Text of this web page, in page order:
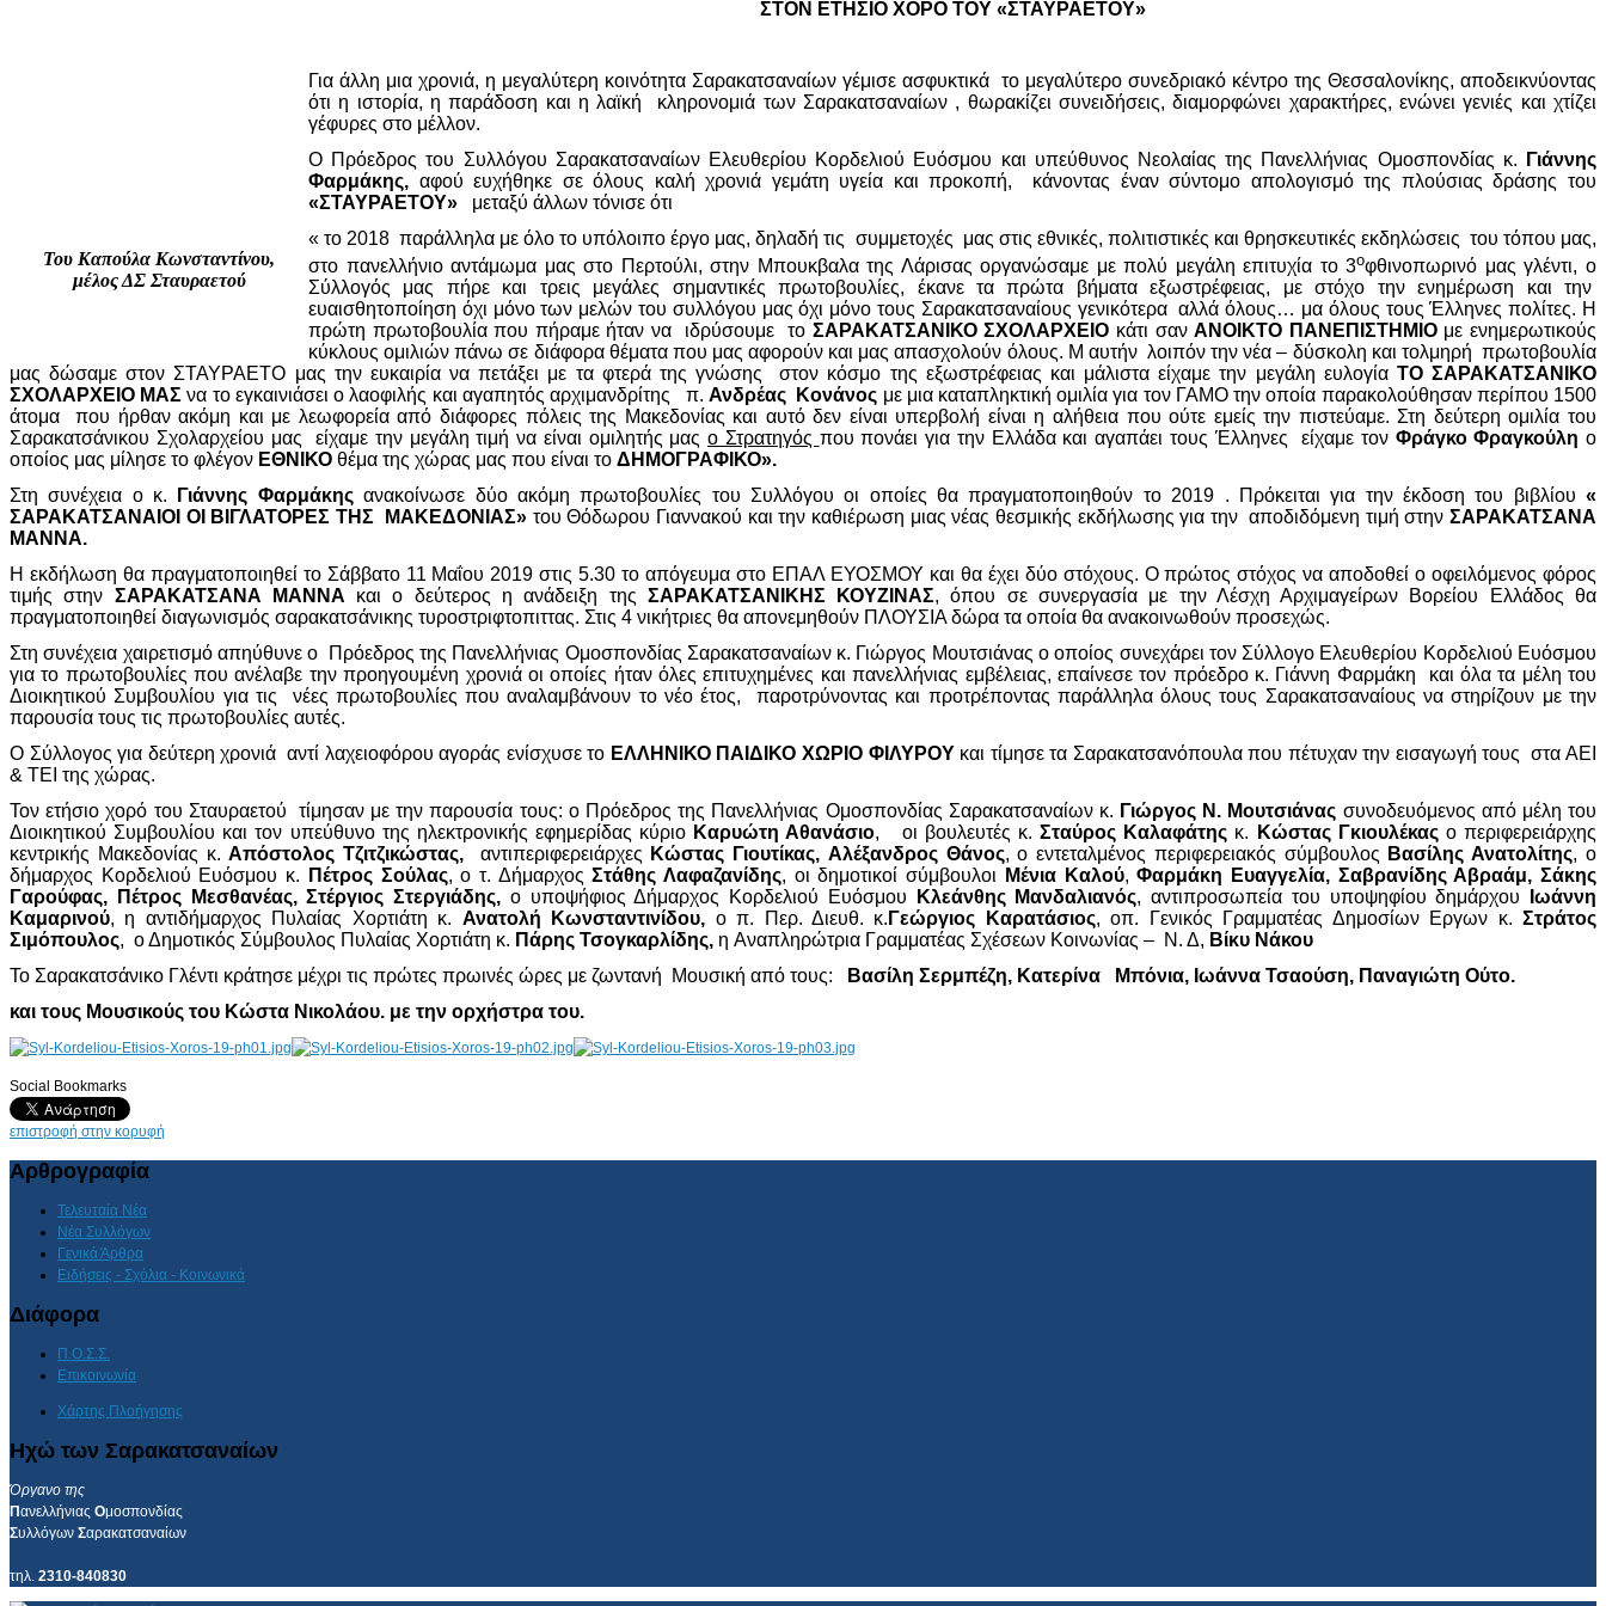
Του Καπούλα Κωνσταντίνου,
μέλος ΔΣ Σταυραετού
ΣΤΟΝ ΕΤΗΣΙΟ ΧΟΡΟ ΤΟΥ «ΣΤΑΥΡΑΕΤΟΥ»
Για άλλη μια χρονιά, η μεγαλύτερη κοινότητα Σαρακατσαναίων γέμισε ασφυκτικά το μεγαλύτερο συνεδριακό κέντρο της Θεσσαλονίκης, αποδεικνύοντας
ότι η ιστορία, η παράδοση και η λαϊκή κληρονομιά των Σαρακατσαναίων , θωρακίζει συνειδήσεις, διαμορφώνει χαρακτήρες, ενώνει γενιές και χτίζει
γέφυρες στο μέλλον.
Ο Πρόεδρος του Συλλόγου Σαρακατσαναίων Ελευθερίου Κορδελιού Ευόσμου και υπεύθυνος Νεολαίας της Πανελλήνιας Ομοσπονδίας κ.
Γιάννης
Φαρμάκης, αφού ευχήθηκε σε όλους καλή χρονιά γεμάτη υγεία και προκοπή, κάνοντας έναν σύντομο απολογισμό της πλούσιας δράσης του
«ΣΤΑΥΡΑΕΤΟΥ» μεταξύ άλλων τόνισε ότι
« το 2018 παράλληλα με όλο το υπόλοιπο έργο μας, δηλαδή τις συμμετοχές μας στις εθνικές, πολιτιστικές και θρησκευτικές εκδηλώσεις του τόπου μας,
στο πανελλήνιο αντάμωμα μας στο Περτούλι, στην Μπουκβαλα της Λάρισας οργανώσαμε με πολύ μεγάλη επιτυχία το 3οφθινοπωρινό μας γλέντι, ο
Σύλλογός μας πήρε και τρεις μεγάλες σημαντικές πρωτοβουλίες, έκανε τα πρώτα βήματα εξωστρέφειας, με στόχο την ενημέρωση και την
ευαισθητοποίηση όχι μόνο των μελών του συλλόγου μας όχι μόνο τους Σαρακατσαναίους γενικότερα αλλά όλους… μα όλους τους Έλληνες πολίτες. Η
πρώτη πρωτοβουλία που πήραμε ήταν να ιδρύσουμε το ΣΑΡΑΚΑΤΣΑΝΙΚΟ ΣΧΟΛΑΡΧΕΙΟ κάτι σανΑΝΟΙΚΤΟ ΠΑΝΕΠΙΣΤΗΜΙΟμε ενημερωτικούς
κύκλους ομιλιών πάνω σε διάφορα θέματα που μας αφορούν και μας απασχολούν όλους. Μ αυτήν λοιπόν την νέα – δύσκολη και τολμηρή πρωτοβουλία
μας δώσαμε στον ΣΤΑΥΡΑΕΤΟ μας την ευκαιρία να πετάξει με τα φτερά της γνώσης στον κόσμο της εξωστρέφειας και μάλιστα είχαμε την μεγάλη ευλογία ΤΟ ΣΑΡΑΚΑΤΣΑΝΙΚΟ
ΣΧΟΛΑΡΧΕΙΟ ΜΑΣ να το εγκαινιάσει ο λαοφιλής και αγαπητός αρχιμανδρίτης π. Ανδρέας Κονάνος με μια καταπληκτική ομιλία για τον ΓΑΜΟ την οποία παρακολούθησαν περίπου 1500
άτομα που ήρθαν ακόμη και με λεωφορεία από διάφορες πόλεις της Μακεδονίας και αυτό δεν είναι υπερβολή είναι η αλήθεια που ούτε εμείς την πιστεύαμε. Στη δεύτερη ομιλία του
Σαρακατσάνικου Σχολαρχείου μας είχαμε την μεγάλη τιμή να είναι ομιλητής μας ο Στρατηγός που πονάει για την Ελλάδα και αγαπάει τους Έλληνες είχαμε τον Φράγκο Φραγκούλη ο
οποίος μας μίλησε το φλέγον ΕΘΝΙΚΟ θέμα της χώρας μας που είναι το ΔΗΜΟΓΡΑΦΙΚΟ».
Στη συνέχεια ο κ.
Γιάννης Φαρμάκηςανακοίνωσε δύο ακόμη πρωτοβουλίες του Συλλόγου οι οποίες θα πραγματοποιηθούν το 2019 . Πρόκειται για την έκδοση του βιβλίου«
ΣΑΡΑΚΑΤΣΑΝΑΙΟΙ ΟΙ ΒΙΓΛΑΤΟΡΕΣ ΤΗΣ ΜΑΚΕΔΟΝΙΑΣ» του Θόδωρου Γιαννακού και την καθιέρωση μιας νέας θεσμικής εκδήλωσης για την αποδιδόμενη τιμή στηνΣΑΡΑΚΑΤΣΑΝΑ
ΜΑΝΝΑ.
Η εκδήλωση θα πραγματοποιηθεί το Σάββατο 11 Μαΐου 2019 στις 5.30 το απόγευμα στο ΕΠΑΛ ΕΥΟΣΜΟΥ και θα έχει δύο στόχους. Ο πρώτος στόχος να αποδοθεί ο οφειλόμενος φόρος
τιμής στην ΣΑΡΑΚΑΤΣΑΝΑ ΜΑΝΝΑ και ο δεύτερος η ανάδειξη της ΣΑΡΑΚΑΤΣΑΝΙΚΗΣ ΚΟΥΖΙΝΑΣ, όπου σε συνεργασία με την Λέσχη Αρχιμαγείρων Βορείου Ελλάδος θα
πραγματοποιηθεί διαγωνισμός σαρακατσάνικης τυροστριφτοπιττας. Στις 4 νικήτριες θα απονεμηθούν ΠΛΟΥΣΙΑ δώρα τα οποία θα ανακοινωθούν προσεχώς.
Στη συνέχεια χαιρετισμό απηύθυνε ο Πρόεδρος της Πανελλήνιας Ομοσπονδίας Σαρακατσαναίων κ. Γιώργος Μουτσιάνας ο οποίος συνεχάρει τον Σύλλογο Ελευθερίου Κορδελιού Ευόσμου
για το πρωτοβουλίες που ανέλαβε την προηγουμένη χρονιά οι οποίες ήταν όλες επιτυχημένες και πανελλήνιας εμβέλειας, επαίνεσε τον πρόεδρο κ. Γιάννη Φαρμάκη και όλα τα μέλη του
Διοικητικού Συμβουλίου για τις νέες πρωτοβουλίες που αναλαμβάνουν το νέο έτος, παροτρύνοντας και προτρέποντας παράλληλα όλους τους Σαρακατσαναίους να στηρίζουν με την
παρουσία τους τις πρωτοβουλίες αυτές.
Ο Σύλλογος για δεύτερη χρονιά αντί λαχειοφόρου αγοράς ενίσχυσε το ΕΛΛΗΝΙΚΟ ΠΑΙΔΙΚΟ ΧΩΡΙΟ ΦΙΛΥΡΟΥκαι τίμησε τα Σαρακατσανόπουλα που πέτυχαν την εισαγωγή τους στα ΑΕΙ
& ΤΕΙ της χώρας.
Τον ετήσιο χορό του Σταυραετού τίμησαν με την παρουσία τους: ο Πρόεδρος της Πανελλήνιας Ομοσπονδίας Σαρακατσαναίων κ. Γιώργος Ν. Μουτσιάνας συνοδευόμενος από μέλη του
Διοικητικού Συμβουλίου και τον υπεύθυνο της ηλεκτρονικής εφημερίδας κύριο Καρυώτη Αθανάσιο, οι βουλευτές κ.Σταύρος Καλαφάτης κ. Κώστας Γκιουλέκαςο περιφερειάρχης
κεντρικής Μακεδονίας κ.Απόστολος Τζιτζικώστας, αντιπεριφερειάρχες Κώστας Γιουτίκας, Αλέξανδρος Θάνος, ο εντεταλμένος περιφερειακός σύμβουλος Βασίλης Ανατολίτης, ο
δήμαρχος Κορδελιού Ευόσμου κ.
Πέτρος Σούλας, ο τ. ΔήμαρχοςΣτάθης Λαφαζανίδης, οι δημοτικοί σύμβουλοι Μένια Καλού,Φαρμάκη Ευαγγελία, Σαβρανίδης Αβραάμ, Σάκης
Γαρούφας, Πέτρος Μεσθανέας, Στέργιος Στεργιάδης, ο υποψήφιος Δήμαρχος Κορδελιού Ευόσμου Κλεάνθης Μανδαλιανός, αντιπροσωπεία του υποψηφίου δημάρχου
Ιωάννη
Καμαρινού, η αντιδήμαρχος Πυλαίας Χορτιάτη κ. Ανατολή Κωνσταντινίδου, ο π. Περ. Διευθ. κ. Γεώργιος Καρατάσιος, οπ. Γενικός Γραμματέας Δημοσίων Εργων κ.Στράτος
Σιμόπουλος, ο Δημοτικός Σύμβουλος Πυλαίας Χορτιάτη κ. Πάρης Τσογκαρλίδης, η Αναπληρώτρια Γραμματέας Σχέσεων Κοινωνίας – Ν. Δ, Βίκυ Νάκου
Το Σαρακατσάνικο Γλέντι κράτησε μέχρι τις πρώτες πρωινές ώρες με ζωντανή Μουσική από τους:
Βασίλη Σερμπέζη, Κατερίνα Μπόνια, Ιωάννα Τσαούση, Παναγιώτη Ούτο.
και τους Μουσικούς του Κώστα Νικολάου. με την ορχήστρα του.
AdmirorGallery 4.5.0 , author/s
Social Bookmarks
επιστροφή στην κορυφή
Αρθρογραφία
Τελευταία Νέα
Νέα Συλλόγων
Γενικά Άρθρα
Ειδήσεις - Σχόλια - Κοινωνικά
Διάφορα
Π.Ο.Σ.Σ.
Επικοινωνία
Χάρτης Πλοήγησης
Ηχώ των Σαρακατσαναίων
Όργανο της
Πανελλήνιας Ομοσπονδίας
Συλλόγων Σαρακατσαναίων
τηλ. 2310-840830